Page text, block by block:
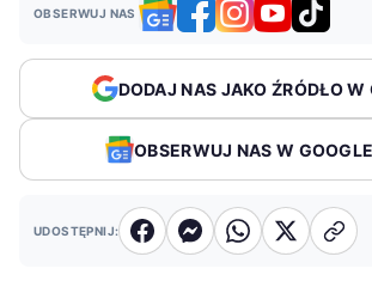
OBSERWUJ NAS
DODAJ NAS JAKO ŹRÓDŁO W
OBSERWUJ NAS W
UDOSTĘPNIJ: